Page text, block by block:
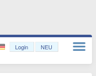
Login NEU